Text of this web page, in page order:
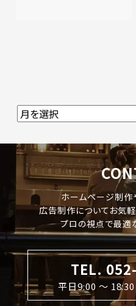
ホームページ制作
広告制作についてお気軽
プロの視点で最適
TEL.
平日9:00 〜